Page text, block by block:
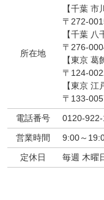
所在地
【千葉 市
〒272-
【千葉 八
〒276-
【東京 葛
〒124-
【東京 江
〒133-
電話番号
0120-922-
営業時間
9:00～
定休日
毎週 木曜